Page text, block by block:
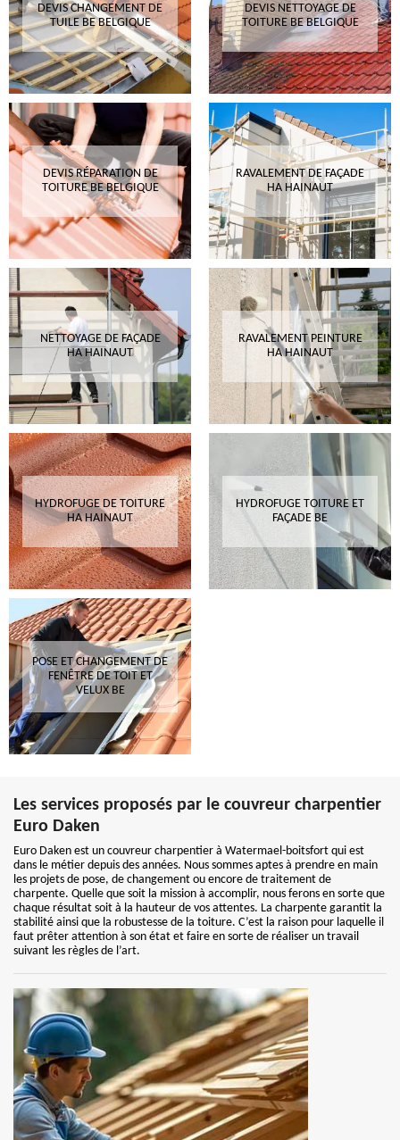
DEVIS CHANGEMENT DE
TUILE BE BELGIQUE
DEVIS NETTOYAGE DE
TOITURE BE BELGIQUE
DEVIS RÉPARATION DE
TOITURE BE BELGIQUE
RAVALEMENT DE FAÇADE
HA HAINAUT
NETTOYAGE DE FAÇADE
HA HAINAUT
RAVALEMENT PEINTURE
HA HAINAUT
HYDROFUGE DE TOITURE
HA HAINAUT
HYDROFUGE TOITURE ET
FAÇADE BE
POSE ET CHANGEMENT DE
FENÊTRE DE TOIT ET
VELUX BE
Les services proposés par le couvreur charpentier
Euro Daken
Euro Daken est un couvreur charpentier à Watermael-boitsfort qui est
dans le métier depuis des années. Nous sommes aptes à prendre en main
les projets de pose, de changement ou encore de traitement de
charpente. Quelle que soit la mission à accomplir, nous ferons en sorte que
chaque résultat soit à la hauteur de vos attentes. La charpente garantit la
stabilité ainsi que la robustesse de la toiture. C’est la raison pour laquelle il
faut prêter attention à son état et faire en sorte de réaliser un travail
suivant les règles de l’art.